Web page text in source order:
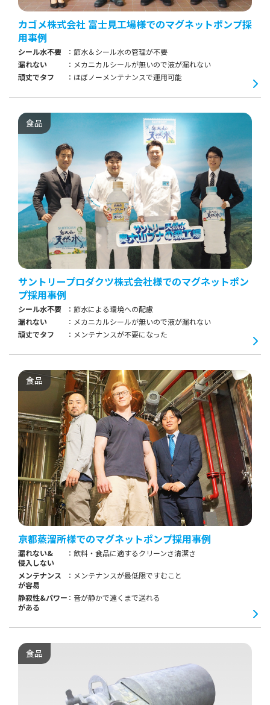
カゴメ株式会社 富士見工場様でのマグネットポンプ採
用事例
シール水不要
節水＆シール水の管理が不要
漏れない
メカニカルシールが無いので液が漏れない
頑丈でタフ
ほぼノーメンテナンスで運用可能
食品
サントリープロダクツ株式会社様でのマグネットポン
プ採用事例
シール水不要
節水による環境への配慮
漏れない
メカニカルシールが無いので液が漏れない
頑丈でタフ
メンテナンスが不要になった
食品
京都蒸溜所様でのマグネットポンプ採用事例
漏れない&
侵入しない
飲料・食品に適するクリーンさ清潔さ
メンテナンス
が容易
メンテナンスが最低限ですむこと
静寂性&パワー
がある
音が静かで遠くまで送れる
食品